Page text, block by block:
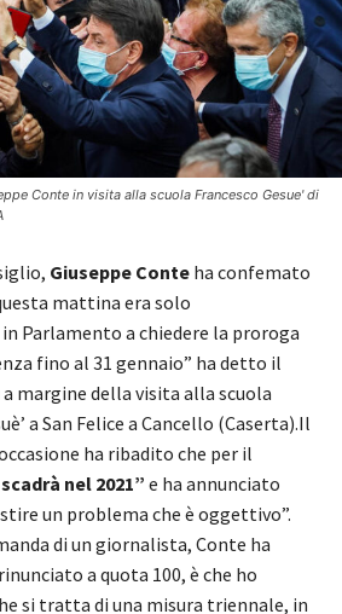
Conte in visita alla scuola Francesco Gesue' di
Giuseppe Conte ha confemato
mattina era solo
Parlamento a chiedere la proroga
fino al 31 gennaio” ha detto il
margine della visita alla scuola
a San Felice a Cancello (Caserta).Il
ha ribadito che per il
nel 2021” e ha annunciato
un problema che è oggettivo”.
di un giornalista, Conte ha
a quota 100, è che ho
si tratta di una misura triennale, in